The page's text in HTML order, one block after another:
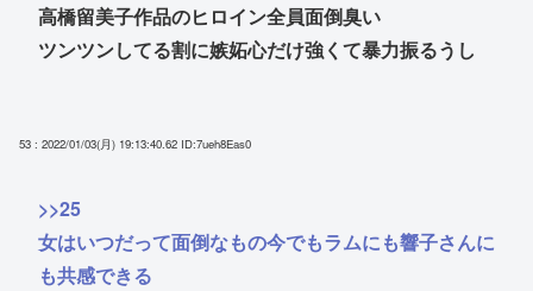
高橋留美子作品のヒロイン全員面倒臭い
ツンツンしてる割に嫉妬心だけ強くて暴力振るうし
53 : 2022/01/03(月) 19:13:40.62 ID:7ueh8Eas0
>>25
女はいつだって面倒なもの今でもラムにも響子さんに
も共感できる